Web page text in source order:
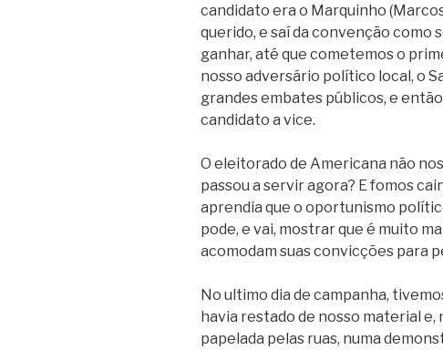
candidato era o Marquinho
querido, e saí da convenção como
ganhar, até que cometemos o
nosso adversário político local, o
grandes embates públicos, e
candidato a vice.
O eleitorado de Americana não
passou a servir agora? E fomos
aprendia que o oportunismo
pode, e vai, mostrar que é muito
acomodam suas convicções para
No ultimo dia de campanha,
havia restado de nosso material e,
papelada pelas ruas, numa